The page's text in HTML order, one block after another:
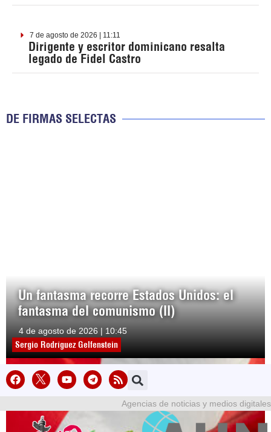
7 de agosto de 2026 | 11:11
Dirigente y escritor dominicano resalta
legado de Fidel Castro
DE FIRMAS SELECTAS
Un fantasma recorre Estados Unidos: el
fantasma del comunismo (II)
4 de agosto de 2026 | 10:45
Sergio Rodríguez Gelfenstein
Agencias de noticias y medios digitales